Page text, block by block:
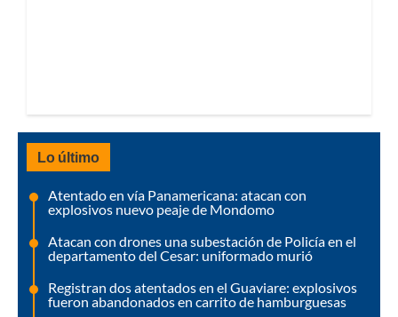
Lo último
Atentado en vía Panamericana: atacan con
explosivos nuevo peaje de Mondomo
Atacan con drones una subestación de Policía en el
departamento del Cesar: uniformado murió
Registran dos atentados en el Guaviare: explosivos
fueron abandonados en carrito de hamburguesas